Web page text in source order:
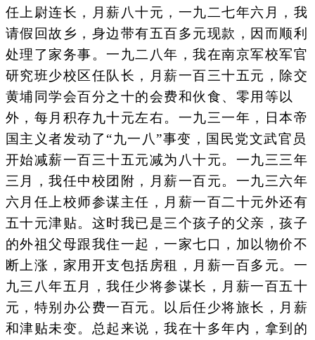
任上尉连长，月薪八十元，一九二七年六月，我
请假回故乡，身边带有五百多元现款，因而顺利
处理了家务事。一九二八年，我在南京军校军官
研究班少校区任队长，月薪一百三十五元，除交
黄埔同学会百分之十的会费和伙食、零用等以
外，每月积存九十元左右。一九三一年，日本帝
国主义者发动了“九一八”事变，国民党文武官员
开始减薪一百三十五元减为八十元。一九三三年
三月，我任中校团附，月薪一百元。一九三六年
六月任上校师参谋主任，月薪一百二十元外还有
五十元津贴。这时我已是三个孩子的父亲，孩子
的外祖父母跟我住一起，一家七口，加以物价不
断上涨，家用开支包括房租，月薪一百多元。一
九三八年五月，我任少将参谋长，月薪一百五十
元，特别办公费一百元。以后任少将旅长，月薪
和津贴未变。总起来说，我在十多年内，拿到的